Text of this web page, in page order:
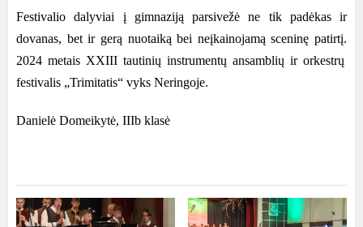
Festivalio dalyviai į gimnaziją parsivežė ne tik padėkas ir
dovanas, bet ir gerą nuotaiką bei neįkainojamą sceninę patirtį.
2024 metais XXIII tautinių instrumentų ansamblių ir orkestrų
festivalis „Trimitatis“ vyks Neringoje.
Danielė Domeikytė, IIIb klasė